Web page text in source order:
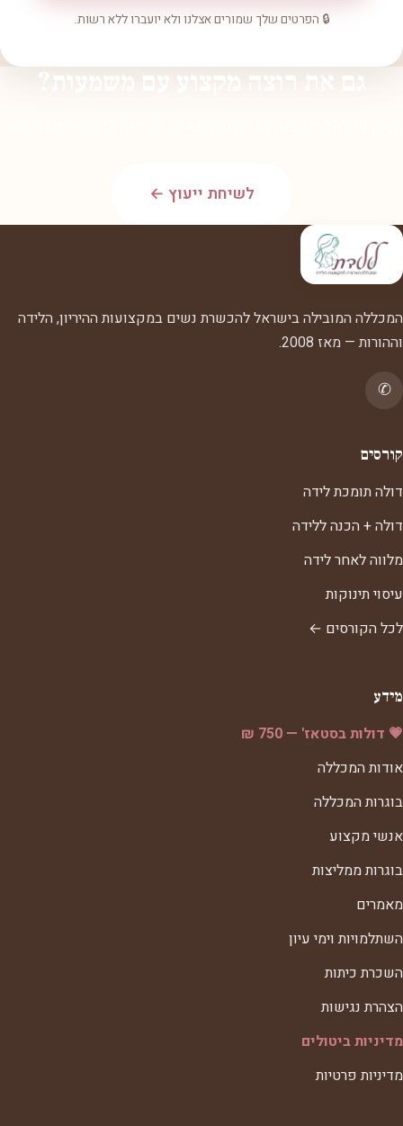
🔒 הפרטים שלך שמורים אצלנו ולא יועברו ללא רשות.
גם את רוצה מקצוע עם משמעות?
לשיחת ייעוץ ←
המכללה המובילה בישראל להכשרת נשים במקצועות ההיריון, הלידה
וההורות — מאז 2008.
✆
קורסים
דולה תומכת לידה
דולה + הכנה ללידה
מלווה לאחר לידה
עיסוי תינוקות
לכל הקורסים ←
מידע
💗 דולות בסטאז' — 750 ₪
אודות המכללה
בוגרות המכללה
אנשי מקצוע
בוגרות ממליצות
מאמרים
השתלמויות וימי עיון
השכרת כיתות
הצהרת נגישות
מדיניות ביטולים
מדיניות פרטיות